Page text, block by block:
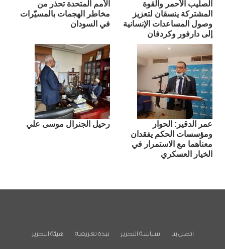
الصليب الأحمر والقوة
المشتركة ينسقان لتعزيز
وصول المساعدات الإنسانية
إلى دارفور وكردفان
الأمم المتحدة تحذر من
مخاطر الهجمات بالمسيّرات
في السودان
عمر الدقير: الحوار
ومؤسسات الحكم يفقدان
معناهما مع الاستمرار في
الخيار العسكري
رحيل الجنرال موسى علي
اتصل بنا سياسة التحرير نبذة تعريفية هيئة التحرير